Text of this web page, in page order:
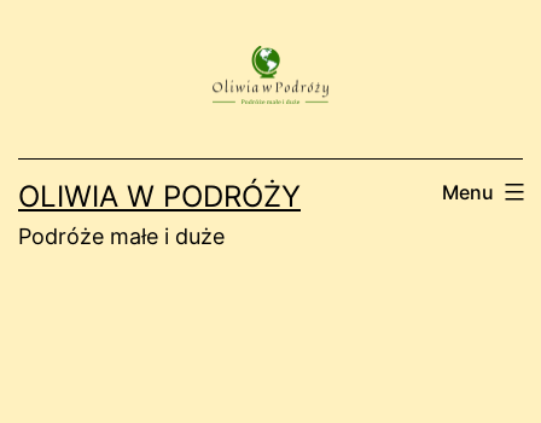
OLIWIA W PODRÓŻY
Podróże małe i duże
Menu